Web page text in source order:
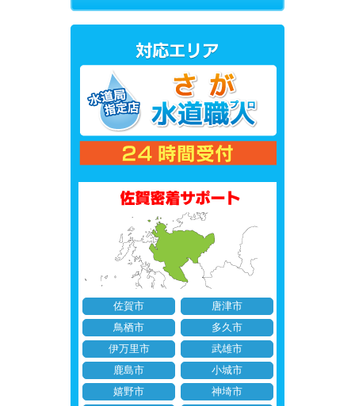
佐賀市
唐津市
鳥栖市
多久市
伊万里市
武雄市
鹿島市
小城市
嬉野市
神埼市